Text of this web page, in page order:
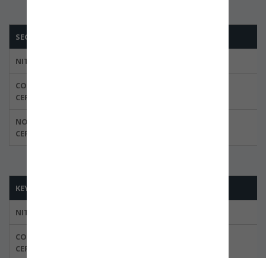
SEGURIDAD ONCOR LTDA
NIT
CODIGO DEL
CERTIFICADO
NORMA
CERTIFICADA
KEY LOGISTICS S.A.S.
NIT
CODIGO DEL
CERTIFICADO